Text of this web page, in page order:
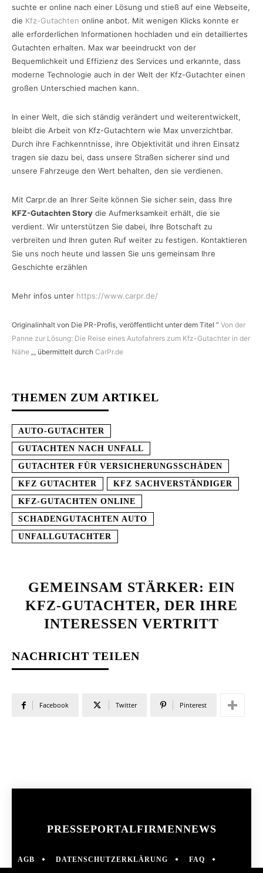
suchte er online nach einer Lösung und stieß auf eine Webseite,
die Kfz-Gutachten online anbot. Mit wenigen Klicks konnte er
alle erforderlichen Informationen hochladen und ein detailliertes
Gutachten erhalten. Max war beeindruckt von der
Bequemlichkeit und Effizienz des Services und erkannte, dass
moderne Technologie auch in der Welt der Kfz-Gutachter einen
großen Unterschied machen kann.
In einer Welt, die sich ständig verändert und weiterentwickelt,
bleibt die Arbeit von Kfz-Gutachtern wie Max unverzichtbar.
Durch ihre Fachkenntnisse, ihre Objektivität und ihren Einsatz
tragen sie dazu bei, dass unsere Straßen sicherer sind und
unsere Fahrzeuge den Wert behalten, den sie verdienen.
Mit Carpr.de an Ihrer Seite können Sie sicher sein, dass Ihre
KFZ-Gutachten Story die Aufmerksamkeit erhält, die sie
verdient. Wir unterstützen Sie dabei, Ihre Botschaft zu
verbreiten und Ihren guten Ruf weiter zu festigen. Kontaktieren
Sie uns noch heute und lassen Sie uns gemeinsam Ihre
Geschichte erzählen
Mehr infos unter https://www.carpr.de/
Originalinhalt von Die PR-Profis, veröffentlicht unter dem Titel “ Von der
Panne zur Lösung: Die Reise eines Autofahrers zum Kfz-Gutachter in der
Nähe „, übermittelt durch CarPr.de
THEMEN ZUM ARTIKEL
AUTO-GUTACHTER
GUTACHTEN NACH UNFALL
GUTACHTER FÜR VERSICHERUNGSSCHÄDEN
KFZ GUTACHTER
KFZ SACHVERSTÄNDIGER
KFZ-GUTACHTEN ONLINE
SCHADENGUTACHTEN AUTO
UNFALLGUTACHTER
GEMEINSAM STÄRKER: EIN
KFZ-GUTACHTER, DER IHRE
INTERESSEN VERTRITT
NACHRICHT TEILEN
Facebook Twitter Pinterest
PRESSEPORTALFIRMENNEWS
AGB DATENSCHUTZERKLÄRUNG
FAQ